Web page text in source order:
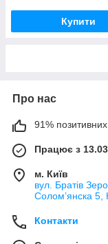
Купити
Про нас
91% позитивних
Працює з
м. Київ
вул. Братів
Соломʼянска 5,
Контакти